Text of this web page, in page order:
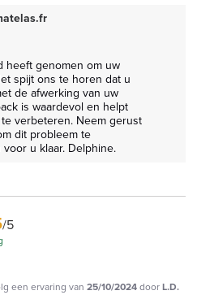
spijt ons te horen dat u
de afwerking van uw
is waardevol en helpt
verbeteren. Neem gerust
dit probleem te
u klaar. Delphine.
/5
een ervaring van 25/10/2024doorL.D.